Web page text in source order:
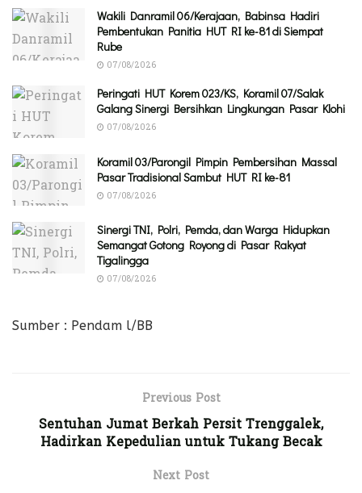
Wakili Danramil 06/Kerajaan, Babinsa Hadiri
Pembentukan Panitia HUT RI ke-81 di Siempat
Rube
07/08/2026
Peringati HUT Korem 023/KS, Koramil 07/Salak
Galang Sinergi Bersihkan Lingkungan Pasar Klohi
07/08/2026
Koramil 03/Parongil Pimpin Pembersihan Massal
Pasar Tradisional Sambut HUT RI ke-81
07/08/2026
Sinergi TNI, Polri, Pemda, dan Warga Hidupkan
Semangat Gotong Royong di Pasar Rakyat
Tigalingga
07/08/2026
Sumber : Pendam l/BB
Previous Post
Sentuhan Jumat Berkah Persit Trenggalek,
Hadirkan Kepedulian untuk Tukang Becak
Next Post